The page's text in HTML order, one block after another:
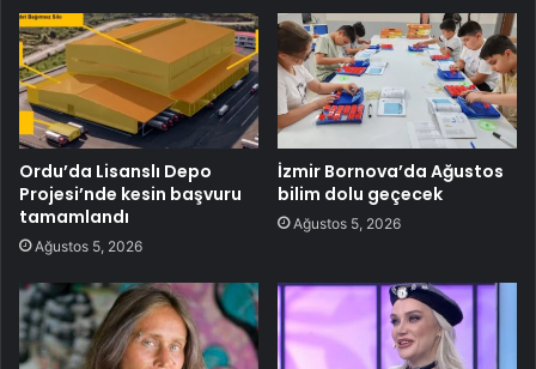
Ordu’da Lisanslı Depo
Projesi’nde kesin başvuru
tamamlandı
Ağustos 5, 2026
İzmir Bornova’da Ağustos
bilim dolu geçecek
Ağustos 5, 2026